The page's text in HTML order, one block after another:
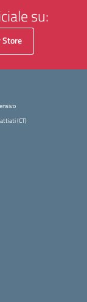
su:
Store
(CT)
iniziale della scuola